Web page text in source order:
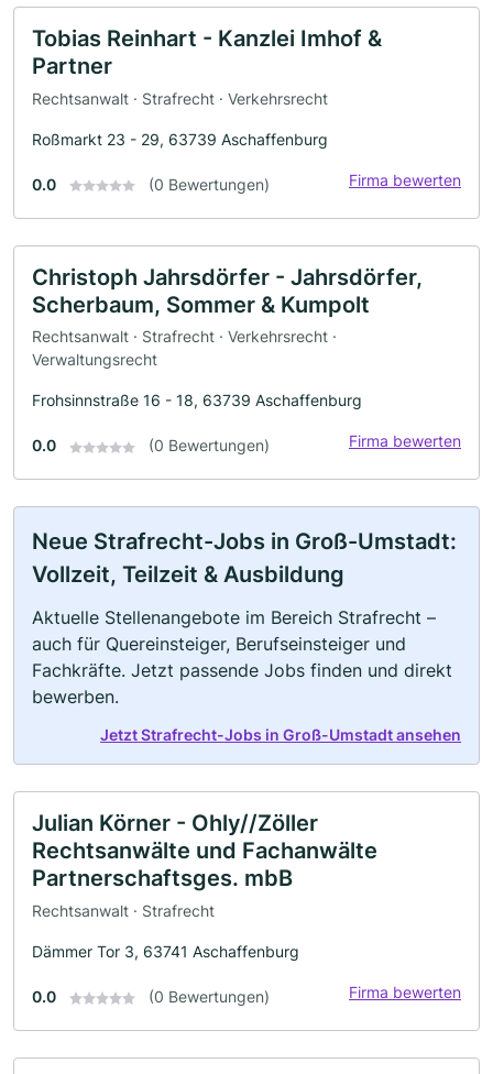
Tobias Reinhart - Kanzlei Imhof &
Partner
Rechtsanwalt · Strafrecht · Verkehrsrecht
Roßmarkt 23 - 29, 63739 Aschaffenburg
0.0 (0 Bewertungen) Firma bewerten
Christoph Jahrsdörfer - Jahrsdörfer,
Scherbaum, Sommer & Kumpolt
Rechtsanwalt · Strafrecht · Verkehrsrecht ·
Verwaltungsrecht
Frohsinnstraße 16 - 18, 63739 Aschaffenburg
0.0 (0 Bewertungen) Firma bewerten
Neue Strafrecht-Jobs in Groß-Umstadt:
Vollzeit, Teilzeit & Ausbildung
Aktuelle Stellenangebote im Bereich Strafrecht –
auch für Quereinsteiger, Berufseinsteiger und
Fachkräfte. Jetzt passende Jobs finden und direkt
bewerben.
Jetzt Strafrecht-Jobs in Groß-Umstadt ansehen
Julian Körner - Ohly//Zöller
Rechtsanwälte und Fachanwälte
Partnerschaftsges. mbB
Rechtsanwalt · Strafrecht
Dämmer Tor 3, 63741 Aschaffenburg
0.0 (0 Bewertungen) Firma bewerten